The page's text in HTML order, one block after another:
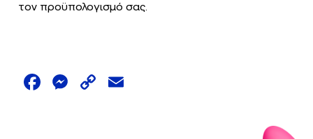
τον προϋπολογισμό σας.
Facebook
Messenger
Copy